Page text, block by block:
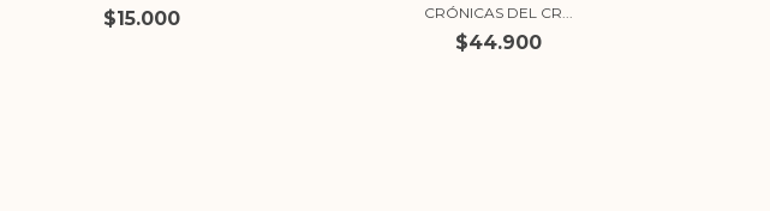
$15.000
CRÓNICAS DEL CR...
$44.900